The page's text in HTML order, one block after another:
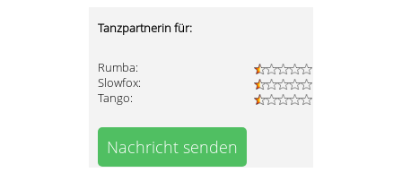
Tanzpartnerin für:
Rumba:
Slowfox:
Tango:
Nachricht senden